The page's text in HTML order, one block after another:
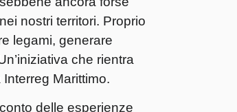
nostri territori. Proprio
legami, generare
che rientra
Interreg Marittimo.
delle esperienze